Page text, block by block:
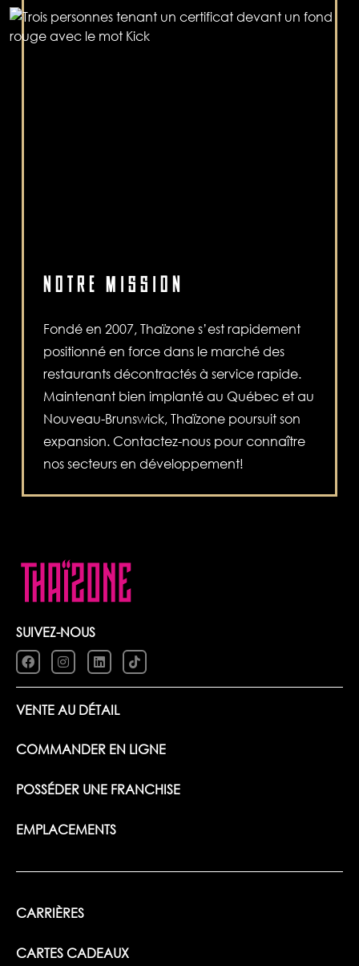
NOTRE MISSION
Fondé en 2007, Thaïzone s’est rapidement
positionné en force dans le marché des
restaurants décontractés à service rapide.
Maintenant bien implanté au Québec et au
Nouveau-Brunswick, Thaïzone poursuit son
expansion. Contactez-nous pour connaître
nos secteurs en développement!
SUIVEZ-NOUS
VENTE AU DÉTAIL
COMMANDER EN LIGNE
POSSÉDER UNE FRANCHISE
EMPLACEMENTS
CARRIÈRES
CARTES CADEAUX